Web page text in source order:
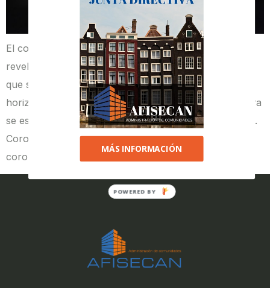
El coronavirus en la comunidad de vecinos se ha
revelado como el mayor peligro para la salud pública
que se ha manifestado en el marco de la propiedad
horizontal. A continuación, te contamos de qué manera
se están abordando sus efectos en estas instalaciones.
Coronavirus en las comunidades de propietarios El
coronavirus (COVID-19) no solo ha supuesto un […]
MÁS INFORMACIÓN
POWERED BY